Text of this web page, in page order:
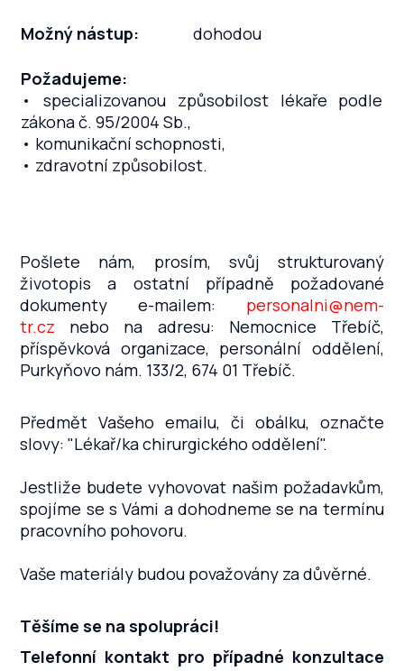
Možný nástup:dohodou
Požadujeme:
•specializovanou způsobilost lékaře podle
zákona č. 95/2004 Sb.,
• komunikační schopnosti,
• zdravotní způsobilost.
Pošlete nám, prosím, svůj strukturovaný
životopis a ostatní případně požadované
dokumenty e-mailem: personalni@nem-
tr.cz nebo na adresu: Nemocnice Třebíč,
příspěvková organizace, personální oddělení,
Purkyňovo nám. 133/2, 674 01 Třebíč.
Předmět Vašeho emailu, či obálku, označte
slovy: "Lékař/ka chirurgického oddělení".
Jestliže budete vyhovovat našim požadavkům,
spojíme se s Vámi a dohodneme se na termínu
pracovního pohovoru.
Vaše materiály budou považovány za důvěrné.
Těšíme se na spolupráci!
Telefonní kontakt pro případné konzultace